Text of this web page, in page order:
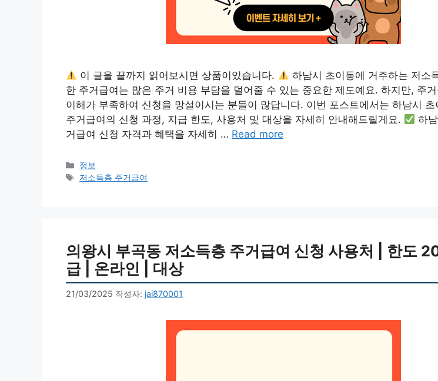
이 글을 끝까지 읽어보시면 상품이있습니다.
하남시 초이동에 거주하는 저소
한 주거급여는 많은 주거 비용 부담을 덜어줄 수 있는 중요한 제도예요. 하지만, 주
이해가 부족하여 신청을 망설이시는 분들이 많답니다. 이번 포스트에서는 하남시 초
주거급여의 신청 과정, 지급 한도, 사용처 및 대상을 자세히 안내해드릴게요.
하
거급여 신청 자격과 혜택을 자세히 … Read more
카
테
정보
태
저소득층 주거급여
의왕시 부곡동 저소득층 주거급여 신청 사용처 | 한도
급 | 온라인 | 대상
21/03/2025 작성자: jai870001